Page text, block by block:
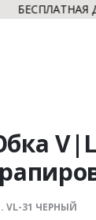
V|L
VL-31 ЧЕРНЫЙ